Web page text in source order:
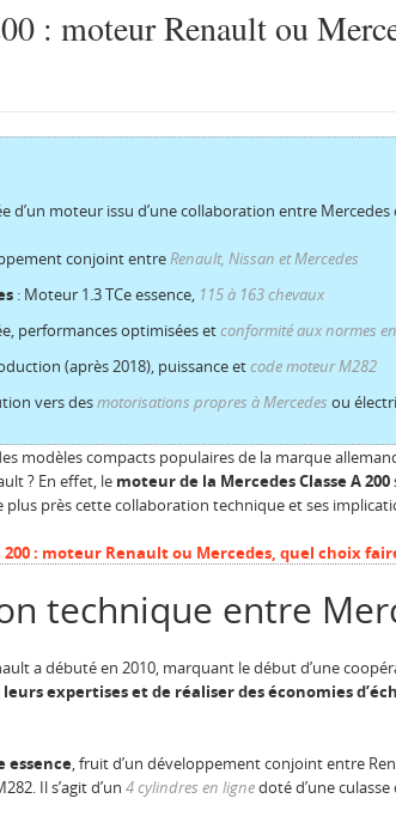
: moteur Renault ou
d’un moteur issu d’une collaboration entre
conjoint entreRenault, Nissan et Mercedes
: Moteur 1.3 TCe essence, 115 à 163 chevaux
performances optimisées etconformité aux normes
(après 2018), puissance etcode moteur M282
vers desmotorisations propres à Mercedes ou
modèles compacts populaires de la marque
? En effet, le moteur de la Mercedes Classe A 200
plus près cette collaboration technique et ses
200 : moteur Renault ou Mercedes, quel choix
technique entre
a débuté en 2010, marquant le début d’une
expertises et de réaliser des économies
essence, fruit d’un développement conjoint entre
Il s’agit d’un 4 cylindres en lignedoté d’une